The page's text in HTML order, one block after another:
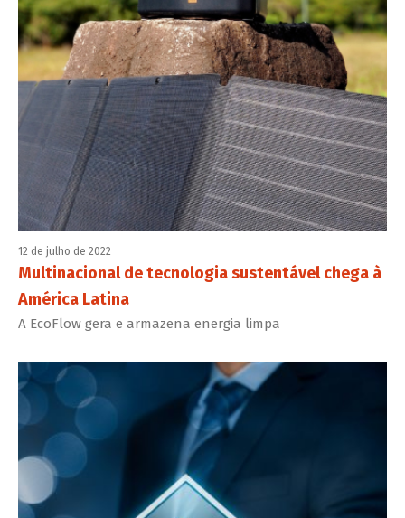
12 de julho de 2022
Multinacional de tecnologia sustentável chega à
América Latina
A EcoFlow gera e armazena energia limpa